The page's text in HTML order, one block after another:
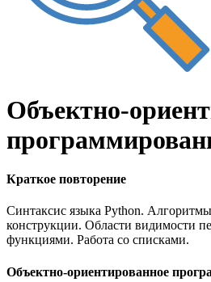
Объектно-
Краткое повторение
Синтаксис языка Python.
конструкции. Области видимости
функциями. Работа со списками.
Объектно-ориентированное